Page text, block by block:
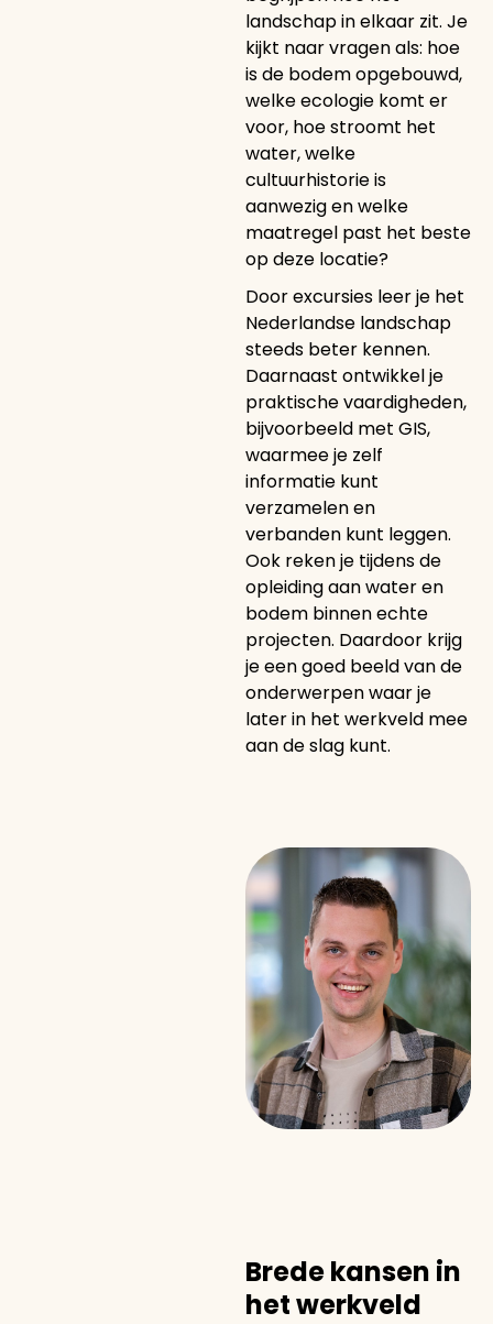
landschap in elkaar zit. Je
kijkt naar vragen als: hoe
is de bodem opgebouwd,
welke ecologie komt er
voor, hoe stroomt het
water, welke
cultuurhistorie is
aanwezig en welke
maatregel past het beste
op deze locatie?
Door excursies leer je het
Nederlandse landschap
steeds beter kennen.
Daarnaast ontwikkel je
praktische vaardigheden,
bijvoorbeeld met GIS,
waarmee je zelf
informatie kunt
verzamelen en
verbanden kunt leggen.
Ook reken je tijdens de
opleiding aan water en
bodem binnen echte
projecten. Daardoor krijg
je een goed beeld van de
onderwerpen waar je
later in het werkveld mee
aan de slag kunt.
Brede kansen in
het werkveld